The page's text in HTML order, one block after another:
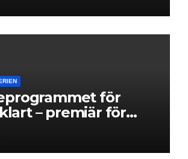
för
– premiär för